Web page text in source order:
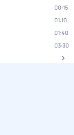
00:15
01:10
01:40
03:30